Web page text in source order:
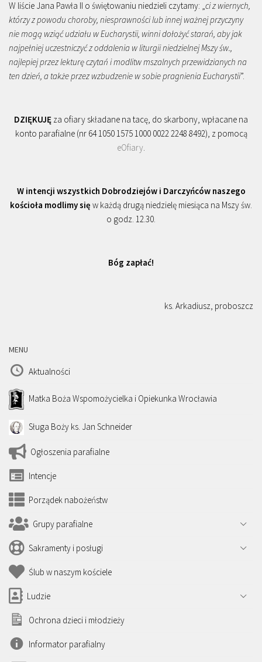
W liście Jana Pawła II o świętowaniu niedzieli czytamy: „ci z wiernych,
którzy z powodu choroby, niesprawności lub innej ważnej przyczyny
nie mogą wziąć udziału w Eucharystii, winni dołożyć starań, aby jak
najpełniej uczestniczyć z oddalenia w liturgii niedzielnej Mszy św.,
najlepiej przez lekturę czytań i modlitw mszalnych przewidzianych na
ten dzień, a także przez wzbudzenie w sobie pragnienia Eucharystii”.
DZIĘKUJĘ za ofiary składane na tacę, do skarbony, wpłacane na
konto parafialne (nr 64 1050 1575 1000 0022 2248 8492), z pomocą
eOfiary.
W intencji wszystkich Dobrodziejów i Darczyńców naszego
kościoła modlimy się w każdą drugą niedzielę miesiąca na Mszy św.
o godz. 12.30.
Bóg zapłać!
ks. Arkadiusz, proboszcz
MENU
Aktualności
Matka Boża Wspomożycielka i Opiekunka Wrocławia
Sługa Boży ks. Jan Schneider
Ogłoszenia parafialne
Intencje
Porządek nabożeństw
Grupy parafialne
Sakramenty i posługi
Ślub w naszym kościele
Ludzie
Ochrona dzieci i młodzieży
Informator parafialny